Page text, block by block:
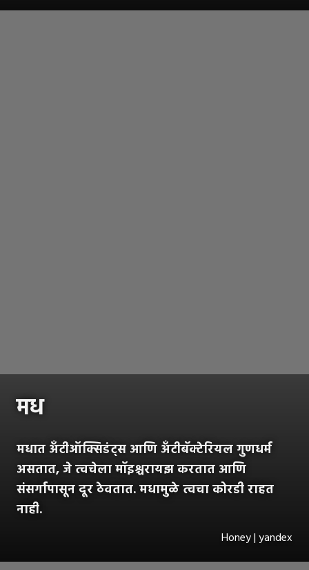
मध
मधात अँटीऑक्सिडंट्स आणि अँटीबॅक्टेरियल गुणधर्म
असतात, जे त्वचेला मॉइश्चरायझ करतात आणि
संसर्गापासून दूर ठेवतात. मधामुळे त्वचा कोरडी राहत
नाही.
Honey | yandex